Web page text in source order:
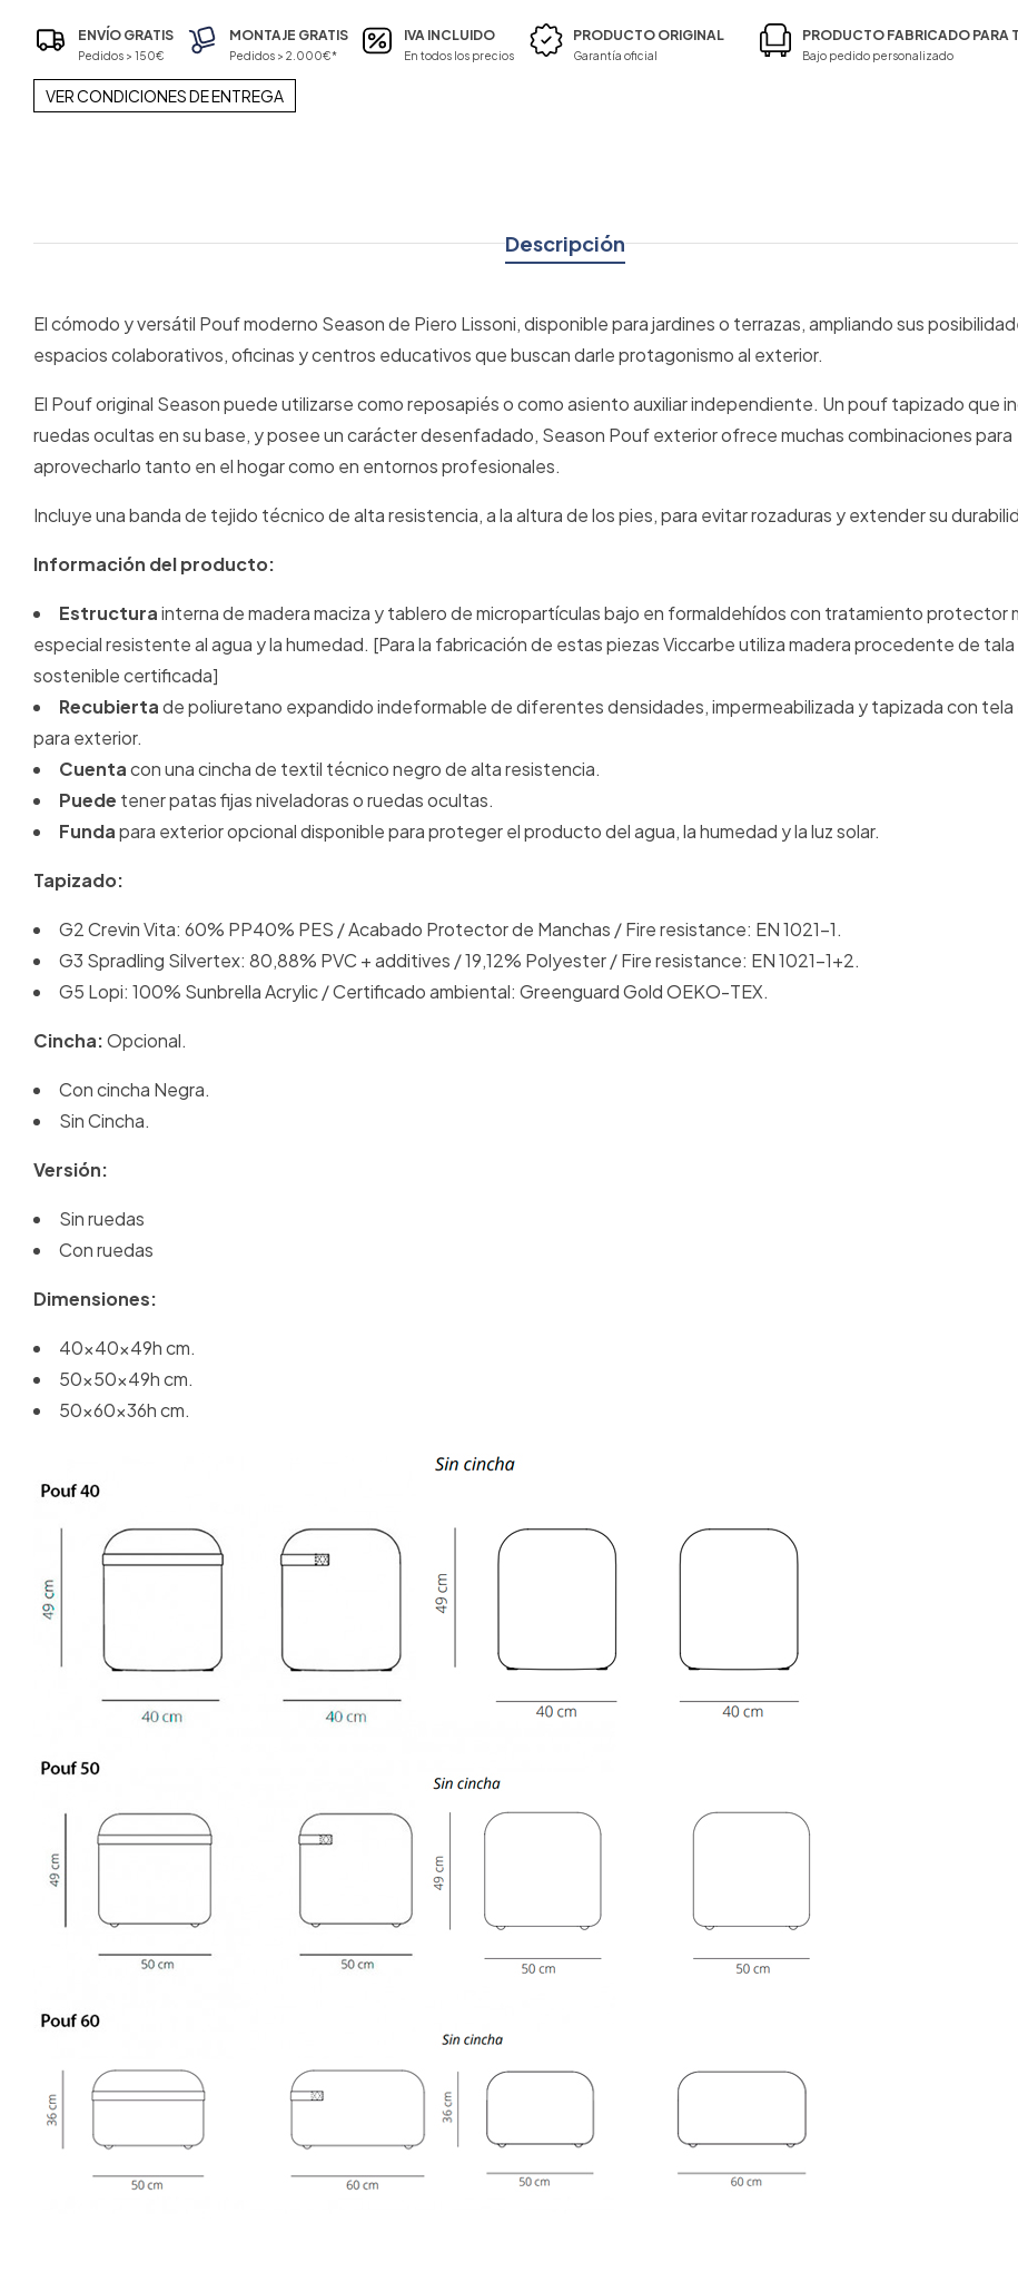
ENVÍO GRATIS
Pedidos > 150€
MONTAJE GRATIS
Pedidos > 2.000€*
IVA INCLUIDO
En todos los precios
PRODUCTO ORIGINAL
Garantía oficial
PRODUCTO FABRICADO PARA
Bajo pedido personalizado
VER CONDICIONES DE ENTREGA
Descripción
El cómodo y versátil Pouf moderno Season de Piero Lissoni, disponible para jardines o terrazas, ampliando sus
espacios colaborativos, oficinas y centros educativos que buscan darle protagonismo al exterior.
El Pouf original Season puede utilizarse como reposapiés o como asiento auxiliar independiente. Un pouf tapizado que
ruedas ocultas en su base, y posee un carácter desenfadado, Season Pouf exterior ofrece muchas combinaciones para
aprovecharlo tanto en el hogar como en entornos profesionales.
Incluye una banda de tejido técnico de alta resistencia, a la altura de los pies, para evitar rozaduras y extender su
Información del producto:
Estructurainterna de madera maciza y tablero de micropartículas bajo en formaldehídos con tratamiento protector
especial resistente al agua y la humedad. [Para la fabricación de estas piezas Viccarbe utiliza madera procedente de tala
sostenible certificada]
Recubiertade poliuretano expandido indeformable de diferentes densidades, impermeabilizada y tapizada con tela
para exterior.
Cuentacon una cincha de textil técnico negro de alta resistencia.
Puede tener patas fijas niveladoras o ruedas ocultas.
Fundapara exterior opcional disponible para proteger el producto del agua, la humedad y la luz solar.
Tapizado:
G2 Crevin Vita: 60% PP40% PES / Acabado Protector de Manchas / Fire resistance: EN 1021-1.
G3 Spradling Silvertex: 80,88% PVC + additives / 19,12% Polyester / Fire resistance: EN 1021-1+2.
G5 Lopi: 100% Sunbrella Acrylic / Certificado ambiental: Greenguard Gold OEKO-TEX.
Cincha:Opcional.
Con cincha Negra.
Sin Cincha.
Versión:
Sin ruedas
Con ruedas
Dimensiones:
40x40x49h cm.
50x50x49h cm.
50x60x36h cm.